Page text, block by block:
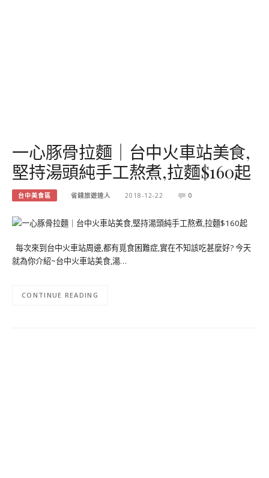
一心豚骨拉麵｜台中火車站美食,
堅持湯頭純手工熬煮,拉麵$160起
台中美食區 省錢旅遊達人 2018-12-22 0
每次來到台中火車站周邊,都有覓食困難症,實在不知該吃甚麼好? 今天
就為你介紹~台中火車站美食,湯…
CONTINUE READING